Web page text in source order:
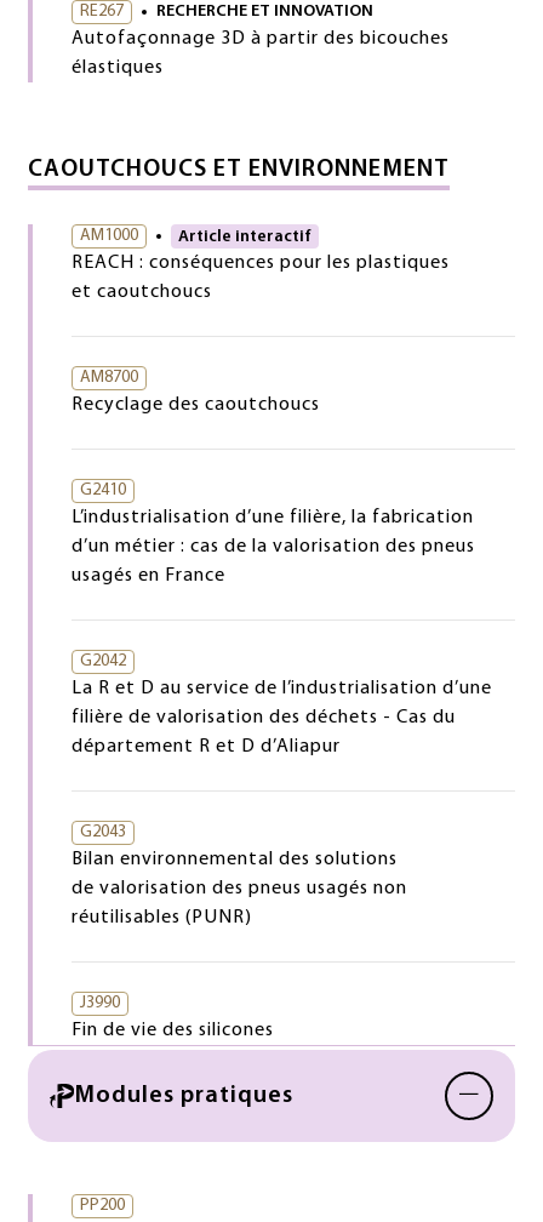
RE267 RECHERCHE ET INNOVATION
Autofaçonnage 3D à partir des bicouches
élastiques
CAOUTCHOUCS ET ENVIRONNEMENT
AM1000 Article interactif
REACH : conséquences pour les plastiques
et caoutchoucs
AM8700
Recyclage des caoutchoucs
G2410
L’industrialisation d’une filière, la fabrication
d’un métier : cas de la valorisation des pneus
usagés en France
G2042
La R et D au service de l’industrialisation d’une
filière de valorisation des déchets - Cas du
département R et D d’Aliapur
G2043
Bilan environnemental des solutions
de valorisation des pneus usagés non
réutilisables (PUNR)
J3990
Fin de vie des silicones
Modules pratiques −
PP200